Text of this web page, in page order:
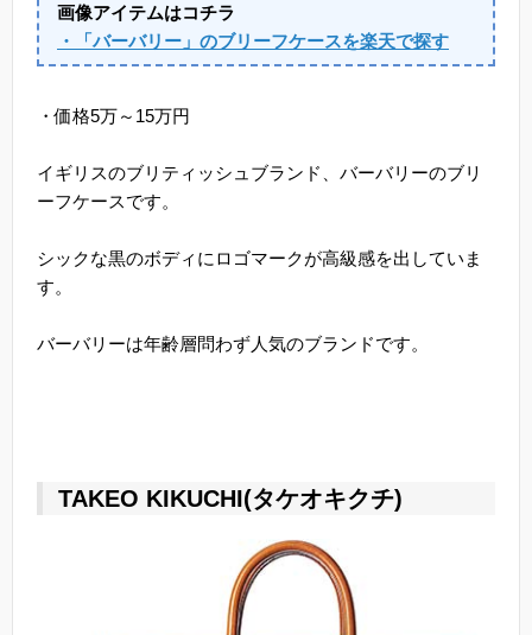
画像アイテムはコチラ
・「バーバリー」のブリーフケースを楽天で探す
・価格5万～15万円
イギリスのブリティッシュブランド、バーバリーのブリ
ーフケースです。
シックな黒のボディにロゴマークが高級感を出していま
す。
バーバリーは年齢層問わず人気のブランドです。
TAKEO KIKUCHI(タケオキクチ)